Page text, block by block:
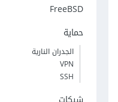
FreeBSD
حماية
الجدران النارية
VPN
SSH